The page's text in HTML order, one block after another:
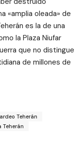
«amplia oleada» de
es la de una
la Plaza Niufar
que no distingue
de millones de
Teherán
Teherán